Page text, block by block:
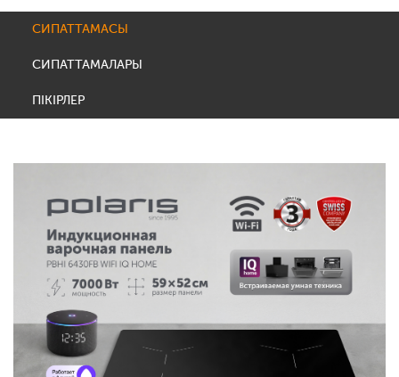
СИПАТТАМАСЫ
СИПАТТАМАЛАРЫ
ПІКІРЛЕР